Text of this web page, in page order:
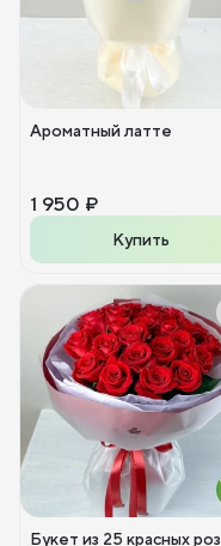
Ароматный латте
1 950 ₽
Купить
Букет из 25 красных роз